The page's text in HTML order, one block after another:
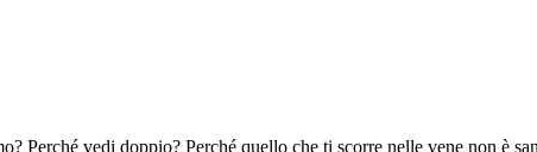
Perché vedi doppio? Perché quello che ti scorre nelle vene non